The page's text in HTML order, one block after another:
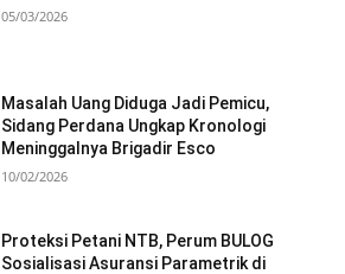
05/03/2026
Masalah Uang Diduga Jadi Pemicu,
Sidang Perdana Ungkap Kronologi
Meninggalnya Brigadir Esco
10/02/2026
Proteksi Petani NTB, Perum BULOG
Sosialisasi Asuransi Parametrik di